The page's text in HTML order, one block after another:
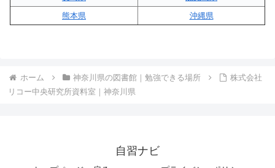
熊本県
沖縄県
ホーム 神奈川県の図書館｜勉強できる場所
株式会社
リコー中央研究所資料室｜神奈川県
自習ナビ